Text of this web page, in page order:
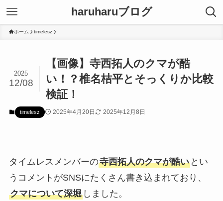
haruharuブログ
ホーム timelesz
【画像】寺西拓人のクマが酷
い！？椎名桔平とそっくりか比較
検証！
2025
12/08
timelesz 2025年4月20日 2025年12月8日
タイムレスメンバーの寺西拓人のクマが酷いとい
うコメントがSNSにたくさん書き込まれており、
クマについて深堀しました。